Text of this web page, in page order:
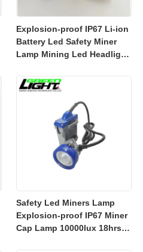
Explosion-proof IP67 Li-ion
Battery Led Safety Miner
Lamp Mining Led Headlight
Safety Led Miners Lamp
Explosion-proof IP67 Miner
Cap Lamp 10000lux 18hrs